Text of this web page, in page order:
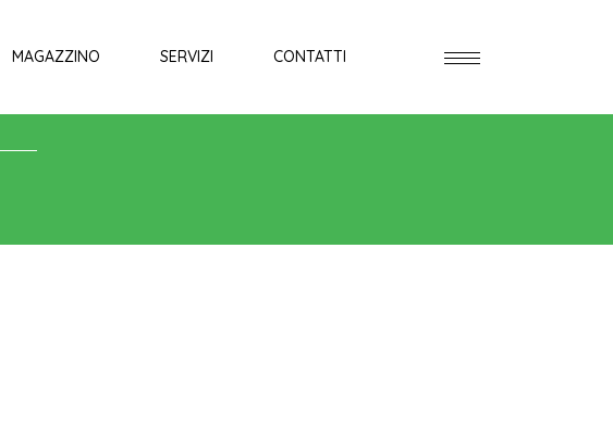
MAGAZZINO SERVIZI CONTATTI